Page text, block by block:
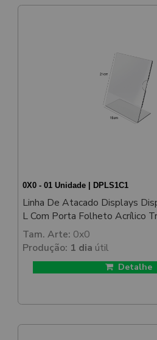
0X0 - 01 Unidade | DPLS1C1
Linha De Atacado Displays
L Com Porta Folheto Acrílico Transparente 2mm
150x210mm
Tam. Arte: 0x0
Produção: 1 dia útil
Detalhe